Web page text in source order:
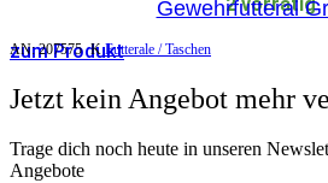
Gewehrfutteral
zum Produkt
AN:207575 K Futterale / Taschen
Jetzt kein Angebot mehr
Trage dich noch heute in unseren
Angebote